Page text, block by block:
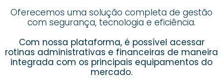
Oferecemos uma solução completa de gestão
com segurança, tecnologia e eficiência.
Com nossa plataforma, é possível acessar
rotinas administrativas e financeiras de maneira
integrada com os principais equipamentos do
mercado.